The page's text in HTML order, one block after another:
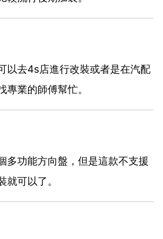
以去4s店進行改裝或者是在汽配
專業的師傅幫忙。
多功能方向盤，但是這款不支援
就可以了。